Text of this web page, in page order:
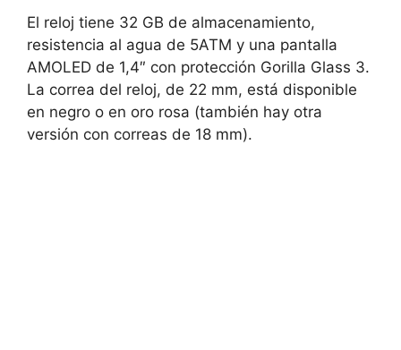
El reloj tiene 32 GB de almacenamiento,
resistencia al agua de 5ATM y una pantalla
AMOLED de 1,4″ con protección Gorilla Glass 3.
La correa del reloj, de 22 mm, está disponible
en negro o en oro rosa (también hay otra
versión con correas de 18 mm).